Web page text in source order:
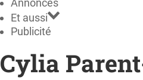
Annonces
Et aussi
Publicité
Cylia